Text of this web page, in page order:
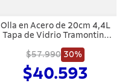
Olla en Acero de 20cm 4,4L
Tapa de Vidrio Tramontina
$57.990 30%
$40.593